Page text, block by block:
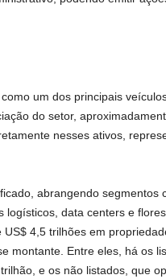
um dos principais
do setor,
nesses ativos,
abrangendo segmentos
data centers e
4,5 trilhões em
montante. Entre eles, há os
e os não listados, que